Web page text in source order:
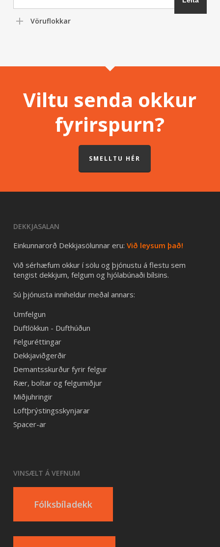
Vöruflokkar
Viltu senda okkur
fyrirspurn?
SMELLTU HÉR
DEKKJASALAN
Einkunnarorð Dekkjasölunnar eru: Við leysum það!
Við sérhæfum okkur í sölu og þjónustu á flestu sem
tengist dekkjum, felgum og hjólabúnaði bílsins.
Sú þjónusta inniheldur meðal annars:
Umfelgun
Duftlökkun - Dufthúðun
Felguréttingar
Dekkjaviðgerðir
Demantsskurður fyrir felgur
Rær, boltar og felgumiðjur
Miðjuhringir
Loftþrýstingsskynjarar
Spacer-ar
VINSÆLT Á VEFNUM
Fólksbíladekk